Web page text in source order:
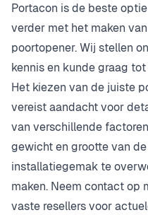
Portacon is de beste
verder met het maken
poortopener. Wij stellen
kennis en kunde graag
Het kiezen van de juiste
vereist aandacht voor
van verschillende
gewicht en grootte van
installatiegemak te
maken. Neem contact op
vaste resellers voor